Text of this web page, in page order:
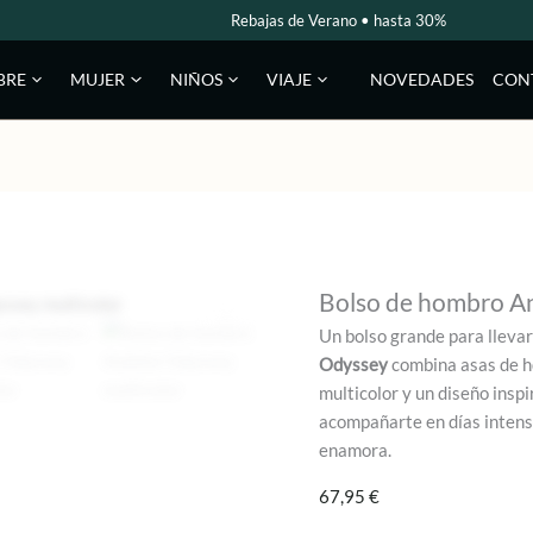
Rebajas de Verano • hasta 30%
MUJER NIÑOS VIAJE NOVEDADES
Bolso de hombro
Un bolso grande para
Odysseycombina asas de
multicolor y un diseño
acompañarte en días
enamora.
67,95€